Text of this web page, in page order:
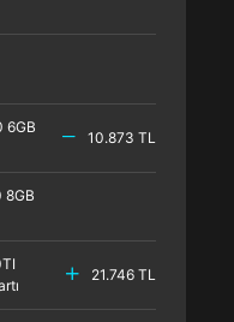
6GB
10.873 TL
8GB
21.746 TL